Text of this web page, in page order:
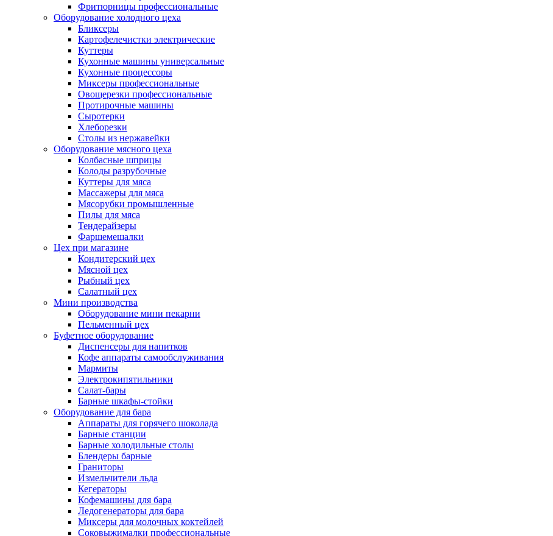
Фритюрницы профессиональные
Оборудование холодного цеха
Бликсеры
Картофелечистки электрические
Куттеры
Кухонные машины универсальные
Кухонные процессоры
Миксеры профессиональные
Овощерезки профессиональные
Протирочные машины
Сыротерки
Хлеборезки
Столы из нержавейки
Оборудование мясного цеха
Колбасные шприцы
Колоды разрубочные
Куттеры для мяса
Массажеры для мяса
Мясорубки промышленные
Пилы для мяса
Тендерайзеры
Фаршемешалки
Цех при магазине
Кондитерский цех
Мясной цех
Рыбный цех
Салатный цех
Мини производства
Оборудование мини пекарни
Пельменный цех
Буфетное оборудование
Диспенсеры для напитков
Кофе аппараты самообслуживания
Мармиты
Электрокипятильники
Cалат-бары
Барные шкафы-стойки
Оборудование для бара
Аппараты для горячего шоколада
Барные станции
Барные холодильные столы
Блендеры барные
Граниторы
Измельчители льда
Кегераторы
Кофемашины для бара
Ледогенераторы для бара
Миксеры для молочных коктейлей
Соковыжималки профессиональные